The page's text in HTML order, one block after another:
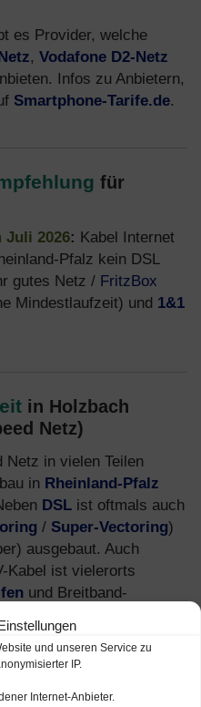
und unseren Service zu
IP.
Internet-Anbieter.
es Provider, welche
, Vodafone D2-Netz
Infos zu Anbietern,
Smartphone-Tarife.de.
für
Juli 2026: Kabel Internet
Pfalz kein DSL
gutes Netz / FritzBox
Mindestlaufzeit) und 1&1
in Holzbach
Netz)
in vielen Teilen
in Rheinland-Pfalz
DSL ist oftmals auch
/ Super-Vectoring)
ausgebaut. Auch
Kabel ist vielerorts
und Breitband-